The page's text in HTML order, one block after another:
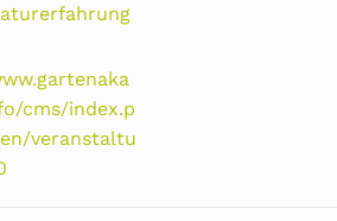
cms/index.p
veranstaltu